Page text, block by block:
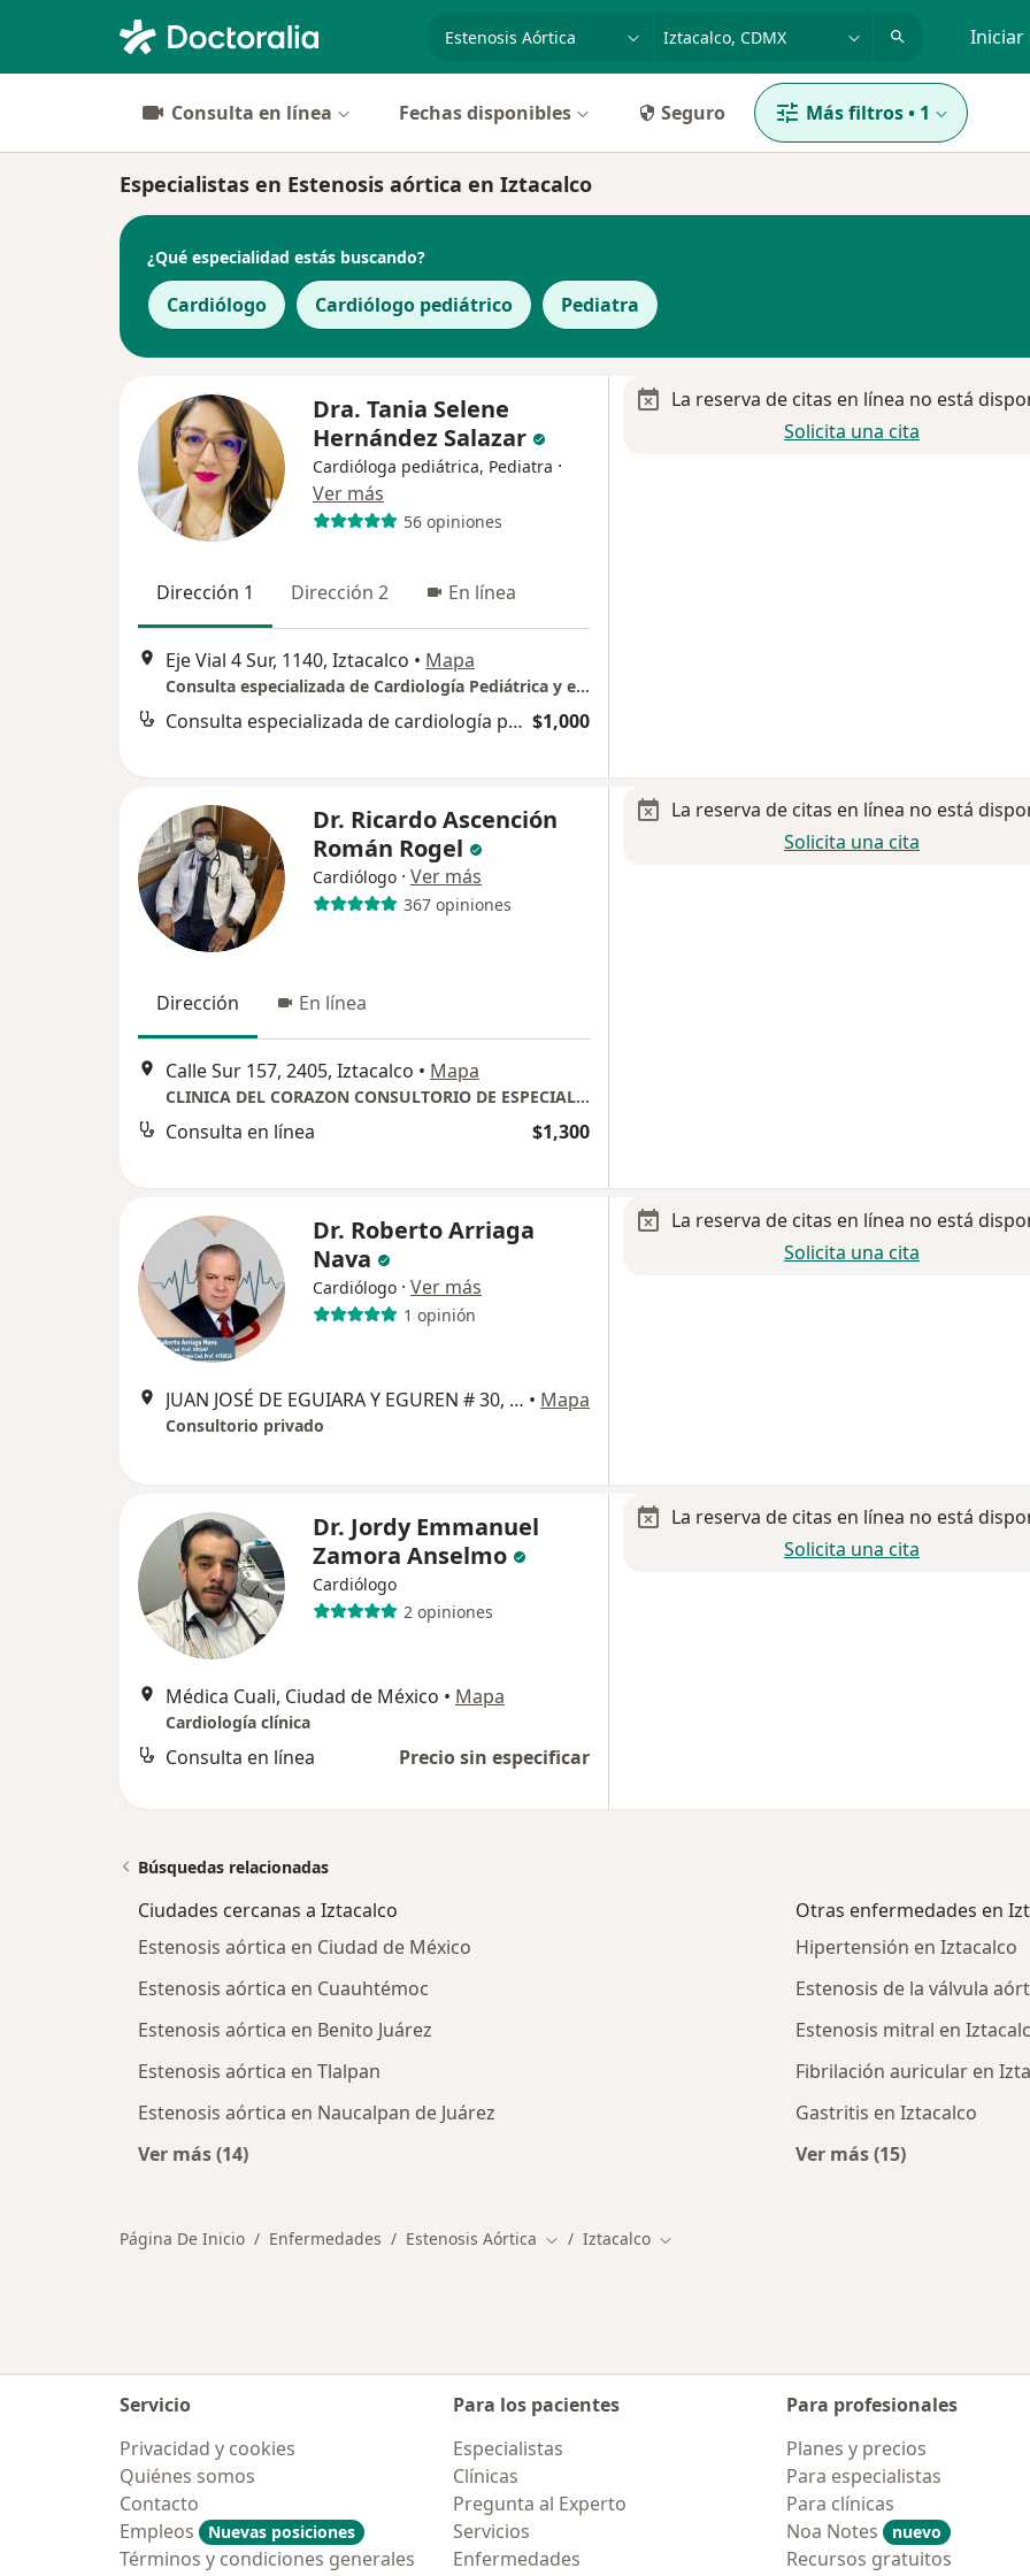
especialidad, enfermedad o nombre Iniciar
Consulta en línea Fechas disponibles Seguro Más filtros• 1
Especialistas en Estenosis aórtica en Iztacalco
¿Qué especialidad estás buscando?
Cardiólogo Cardiólogo pediátrico Pediatra
Dra. Tania Selene
Hernández Salazar
Cardióloga pediátrica, Pediatra ·
Ver más
56 opiniones
Dirección 1 Dirección 2 En línea
Eje Vial 4 Sur, 1140, Iztacalco • Mapa
Consulta especializada de Cardiología Pediátrica y ecocardiografía
Consulta especializada de cardiología pediátrica $1,000
La reserva de citas en línea no está
Solicita una cita
Dr. Ricardo Ascención
Román Rogel
Cardiólogo · Ver más
367 opiniones
Dirección En línea
Calle Sur 157, 2405, Iztacalco • Mapa
CLINICA DEL CORAZON CONSULTORIO DE ESPECIALIDADES SAN GABRIEL
Consulta en línea $1,300
La reserva de citas en línea no está
Solicita una cita
Dr. Roberto Arriaga
Nava
Cardiólogo · Ver más
1 opinión
JUAN JOSÉ DE EGUIARA Y EGUREN # 30, Iztacalco • Mapa
Consultorio privado
La reserva de citas en línea no está
Solicita una cita
Dr. Jordy Emmanuel
Zamora Anselmo
Cardiólogo
2 opiniones
Médica Cuali, Ciudad de México • Mapa
Cardiología clínica
Consulta en línea Precio sin especificar
La reserva de citas en línea no está
Solicita una cita
Búsquedas relacionadas
Ciudades cercanas a Iztacalco
Estenosis aórtica en Ciudad de México
Estenosis aórtica en Cuauhtémoc
Estenosis aórtica en Benito Juárez
Estenosis aórtica en Tlalpan
Estenosis aórtica en Naucalpan de Juárez
Ver más (14)
Otras enfermedades en
Hipertensión en Iztacalco
Estenosis de la válvula
Estenosis mitral en
Fibrilación auricular en
Gastritis en Iztacalco
Ver más (15)
Página De Inicio Enfermedades Estenosis Aórtica Cambiar de ciudad
Iztacalco Cambiar de ciudad
Servicio
Privacidad y cookies
Quiénes somos
Contacto
Empleos
Nuevas posiciones
Términos y condiciones generales
Para los pacientes
Especialistas
Clínicas
Pregunta al Experto
Servicios
Enfermedades
Para profesionales
Planes y precios
Para especialistas
Para clínicas
Noa Notes
nuevo
Recursos gratuitos